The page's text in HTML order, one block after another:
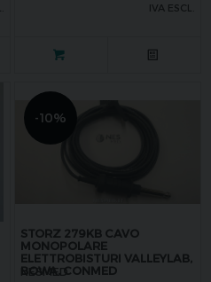
IVA ESCL.
-10%
STORZ 279KB CAVO
MONOPOLARE
ELETTROBISTURI VALLEYLAB,
BOWA, CONMED
NESMED